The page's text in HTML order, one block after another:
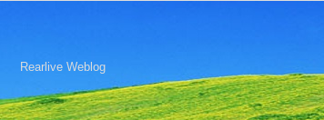
Rearlive Weblog